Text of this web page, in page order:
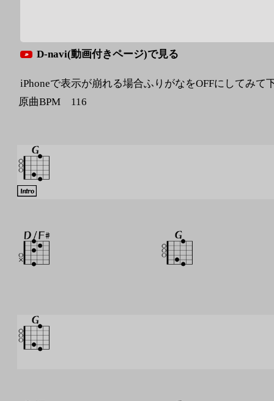
D-navi(動画付きページ)で見る
iPhoneで表示が崩れる場合ふりがなをOFFにしてみて
原曲BPM 116